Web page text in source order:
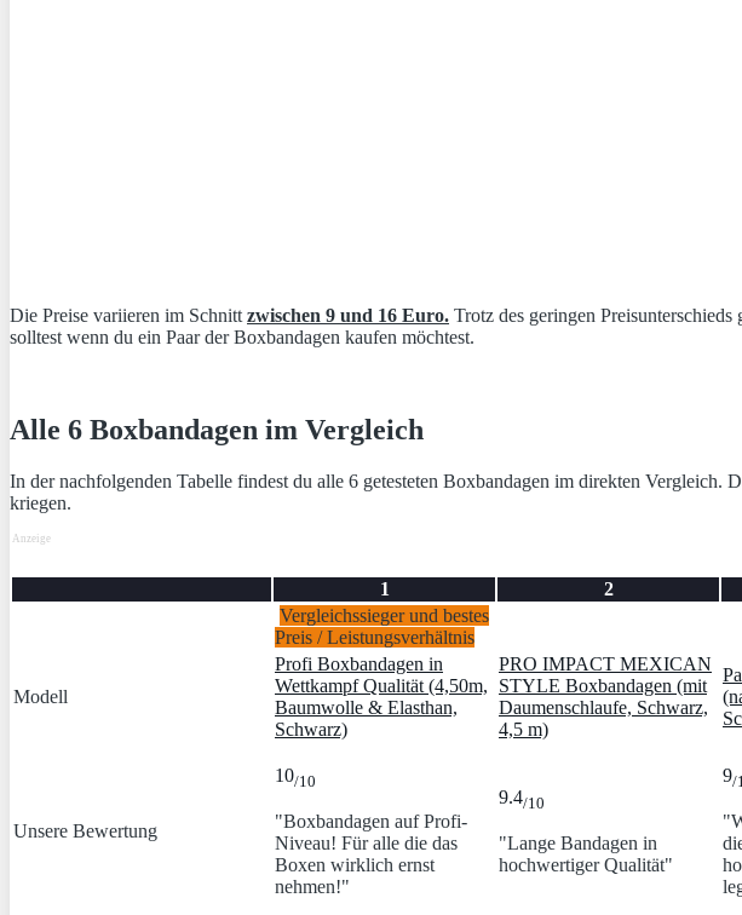
Die Preise variieren im Schnitt zwischen 9 und 16 Euro. Trotz des geringen Preisunterschieds
solltest wenn du ein Paar der Boxbandagen kaufen möchtest.
Alle 6 Boxbandagen im Vergleich
In der nachfolgenden Tabelle findest du alle 6 getesteten Boxbandagen im direkten
kriegen.
Anzeige
1 2
Vergleichssieger und bestes
Preis / Leistungsverhältnis
Modell
Profi Boxbandagen in
Wettkampf Qualität (4,50m,
Baumwolle & Elasthan,
Schwarz)
PRO IMPACT MEXICAN
STYLE Boxbandagen (mit
Daumenschlaufe, Schwarz,
4,5 m)
Unsere Bewertung
10/10
"Boxbandagen auf Profi-
Niveau! Für alle die das
Boxen wirklich ernst
nehmen!"
9.4/10
"Lange Bandagen in
hochwertiger Qualität"
9/